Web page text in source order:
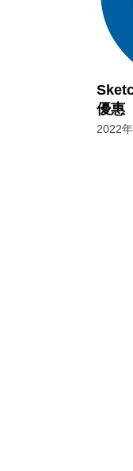
優惠
2022